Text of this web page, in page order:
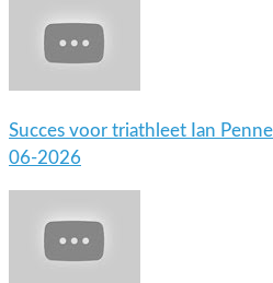
Succes voor triathleet Ian
06-2026